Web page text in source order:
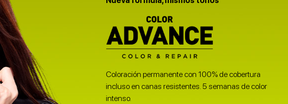
Coloración permanente con 100% de cobertura
incluso en canas resistentes. 5 semanas de color
intenso.